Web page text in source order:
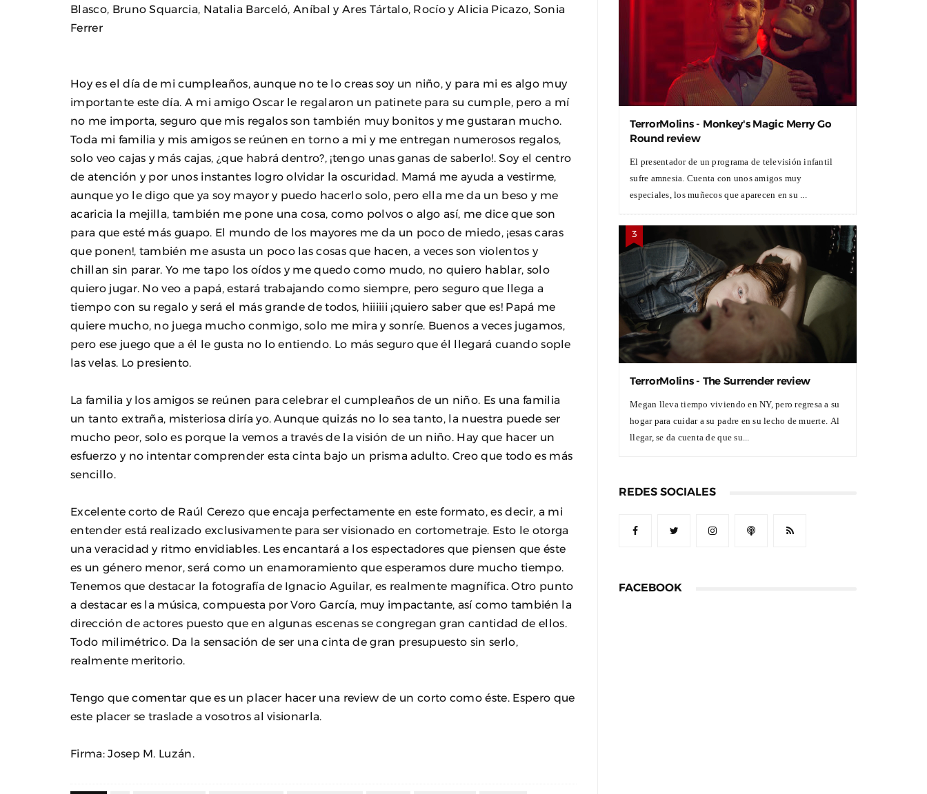
Blasco, Bruno Squarcia, Natalia Barceló, Aníbal y Ares Tártalo, Rocío y Alicia Picazo, Sonia
Ferrer
Hoy es el día de mi cumpleaños, aunque no te lo creas soy un niño, y para mi es algo muy
importante este día. A mi amigo Oscar le regalaron un patinete para su cumple, pero a mí
no me importa, seguro que mis regalos son también muy bonitos y me gustaran mucho.
Toda mi familia y mis amigos se reúnen en torno a mi y me entregan numerosos regalos,
solo veo cajas y más cajas, ¿que habrá dentro?, ¡tengo unas ganas de saberlo!. Soy el centro
de atención y por unos instantes logro olvidar la oscuridad. Mamá me ayuda a vestirme,
aunque yo le digo que ya soy mayor y puedo hacerlo solo, pero ella me da un beso y me
acaricia la mejilla, también me pone una cosa, como polvos o algo así, me dice que son
para que esté más guapo. El mundo de los mayores me da un poco de miedo, ¡esas caras
que ponen!, también me asusta un poco las cosas que hacen, a veces son violentos y
chillan sin parar. Yo me tapo los oídos y me quedo como mudo, no quiero hablar, solo
quiero jugar. No veo a papá, estará trabajando como siempre, pero seguro que llega a
tiempo con su regalo y será el más grande de todos, hiiiiii ¡quiero saber que es! Papá me
quiere mucho, no juega mucho conmigo, solo me mira y sonríe. Buenos a veces jugamos,
pero ese juego que a él le gusta no lo entiendo. Lo más seguro que él llegará cuando sople
las velas. Lo presiento.
La familia y los amigos se reúnen para celebrar el cumpleaños de un niño. Es una familia
un tanto extraña, misteriosa diría yo. Aunque quizás no lo sea tanto, la nuestra puede ser
mucho peor, solo es porque la vemos a través de la visión de un niño. Hay que hacer un
esfuerzo y no intentar comprender esta cinta bajo un prisma adulto. Creo que todo es más
sencillo.
Excelente corto de Raúl Cerezo que encaja perfectamente en este formato, es decir, a mi
entender está realizado exclusivamente para ser visionado en cortometraje. Esto le otorga
una veracidad y ritmo envidiables. Les encantará a los espectadores que piensen que éste
es un género menor, será como un enamoramiento que esperamos dure mucho tiempo.
Tenemos que destacar la fotografía de Ignacio Aguilar, es realmente magnífica. Otro punto
a destacar es la música, compuesta por Voro García, muy impactante, así como también la
dirección de actores puesto que en algunas escenas se congregan gran cantidad de ellos.
Todo milimétrico. Da la sensación de ser una cinta de gran presupuesto sin serlo,
realmente meritorio.
Tengo que comentar que es un placer hacer una review de un corto como éste. Espero que
este placer se traslade a vosotros al visionarla.
Firma: Josep M. Luzán.
TerrorMolins - Monkey's Magic Merry Go
Round review
El presentador de un programa de televisión infantil
sufre amnesia. Cuenta con unos amigos muy
especiales, los muñecos que aparecen en su ...
TerrorMolins - The Surrender review
Megan lleva tiempo viviendo en NY, pero regresa a su
hogar para cuidar a su padre en su lecho de muerte. Al
llegar, se da cuenta de que su...
REDES SOCIALES
FACEBOOK